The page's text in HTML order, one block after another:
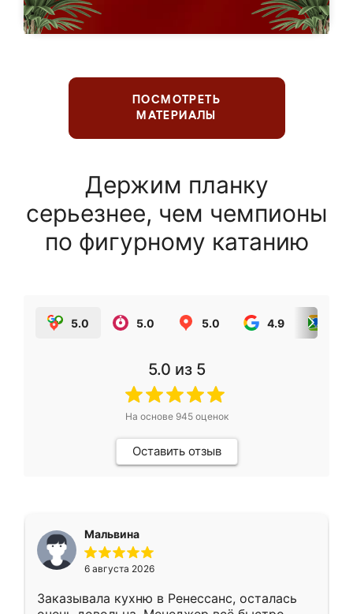
ПОСМОТРЕТЬ
МАТЕРИАЛЫ
Держим планку
серьезнее, чем чемпионы
по фигурному катанию
5.0 5.0 5.0 4.9
5.0 из 5
На основе 945оценок
Оставить отзыв
Мальвина
6 августа 2026
Заказывала кухню в Ренессанс, осталась